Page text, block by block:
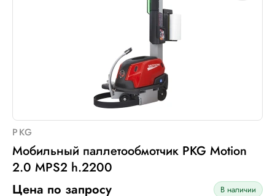
PKG
Мобильный паллетообмотчик PKG Motion
2.0 MPS2 h.2200
Цена по запросу
В наличии